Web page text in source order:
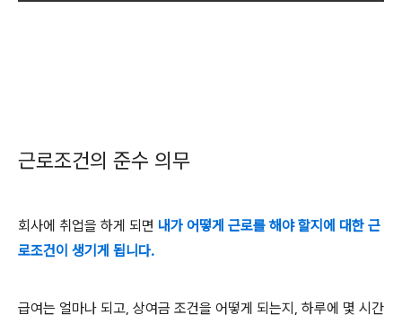
근로조건의 준수 의무
회사에 취업을 하게 되면 내가 어떻게 근로를 해야 할지에 대한 근
로조건이 생기게 됩니다.
급여는 얼마나 되고, 상여금 조건을 어떻게 되는지, 하루에 몇 시간